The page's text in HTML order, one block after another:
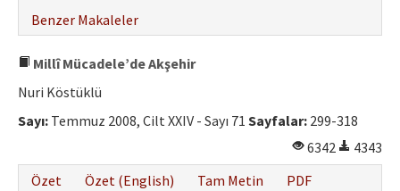
Benzer Makaleler
Millî Mücadele’de Akşehir
Nuri Köstüklü
Sayı: Temmuz 2008, Cilt XXIV - Sayı 71 Sayfalar: 299-318
6342
4343
Özet
Özet (English) Tam Metin
PDF